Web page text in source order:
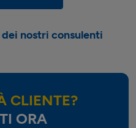
nostri consulenti
CLIENTE?
ORA